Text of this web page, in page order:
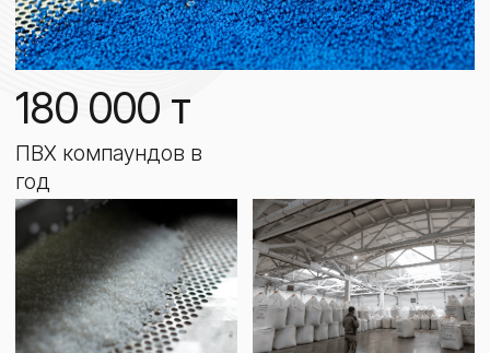
полиолефиновых
компаундов в год
готовой продукции
ежедневно доступно
на складе